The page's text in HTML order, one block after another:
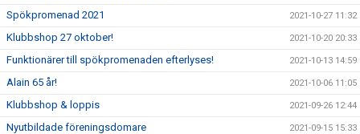
Spökpromenad 2021 2021-10-27 11:32
Klubbshop 27 oktober! 2021-10-20 20:33
Funktionärer till spökpromenaden efterlyses! 2021-10-13 14:59
Alain 65 år! 2021-10-06 11:05
Klubbshop & loppis 2021-09-26 12:44
Nyutbildade föreningsdomare 2021-09-15 15:33